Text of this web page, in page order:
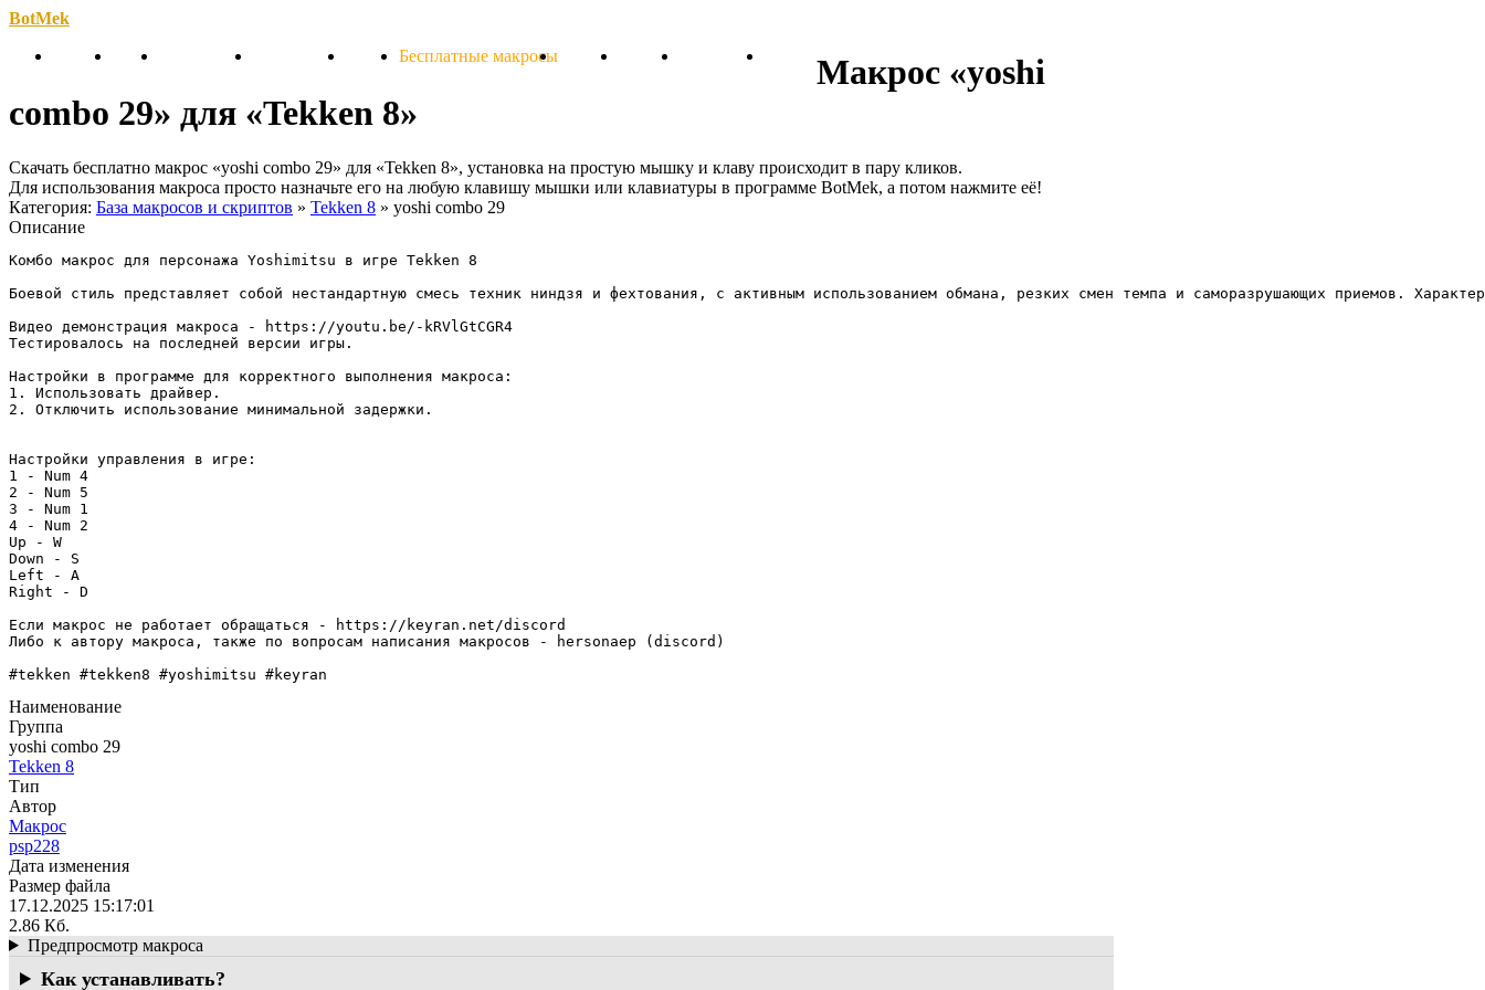
BotMek
Скачать
Обзор Обновления Инструкция Статьи Бесплатные макросы Тарифы Отзывы Поддержка
Макрос «yoshi
combo 29» для «Tekken 8»
Скачать бесплатно макрос «yoshi combo 29» для «Tekken 8», установка на простую мышку и клаву происходит в пару кликов.
Для использования макроса просто назначьте его на любую клавишу мышки или клавиатуры в программе BotMek, а потом нажмите её!
Категория: База макросов и скриптов » Tekken 8 » yoshi combo 29
Описание
Комбо макрос для персонажа Yoshimitsu в игре Tekken 8
Боевой стиль представляет собой нестандартную смесь техник ниндзя и фехтования, с активным использованием обмана, резких смен темпа и саморазрушающих приемов.
Видео демонстрация макроса - https://youtu.be/-kRVlGtCGR4
Тестировалось на последней версии игры.
Настройки в программе для корректного выполнения макроса:
1. Использовать драйвер.
2. Отключить использование минимальной задержки.
Настройки управления в игре:
1 - Num 4
2 - Num 5
3 - Num 1
4 - Num 2
Up - W
Down - S
Left - A
Right - D
Если макрос не работает обращаться - https://keyran.net/discord
Либо к автору макроса, также по вопросам написания макросов - hersonaep (discord)
#tekken #tekken8 #yoshimitsu #keyran
Наименование
Группа
yoshi combo 29
Tekken 8
Тип
Автор
Макрос
psp228
Дата изменения
Размер файла
17.12.2025 15:17:01
2.86 Кб.
Предпросмотр макроса
Как устанавливать?